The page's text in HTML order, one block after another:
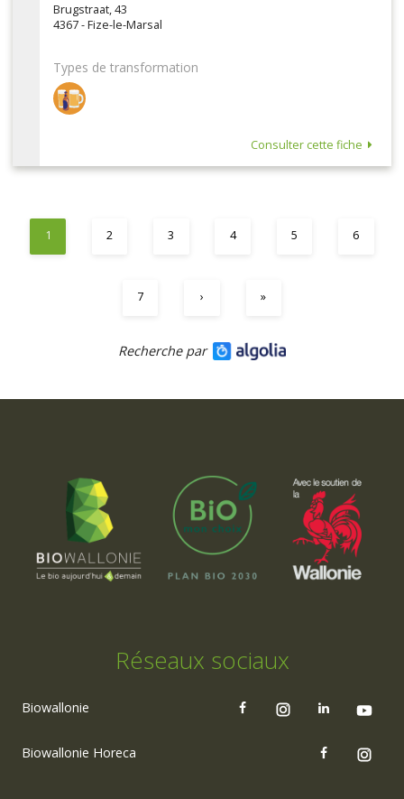
Brugstraat, 43
4367 - Fize-le-Marsal
Types de transformation
Consulter cette fiche
1 2 3 4 5 6
7 › »
Recherche par
Réseaux sociaux
Biowallonie
Biowallonie Horeca